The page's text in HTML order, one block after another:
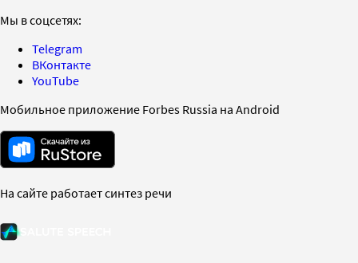
Мы в соцсетях:
Telegram
ВКонтакте
YouTube
Мобильное приложение Forbes Russia на Android
На сайте работает синтез речи